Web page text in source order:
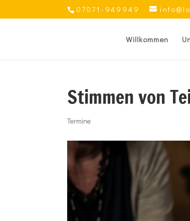
07071-949949
Willkommen
Stimmen von
Termine